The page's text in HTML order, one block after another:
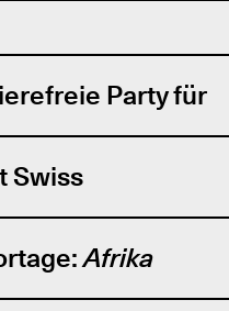
Party für
Swiss
Afrika